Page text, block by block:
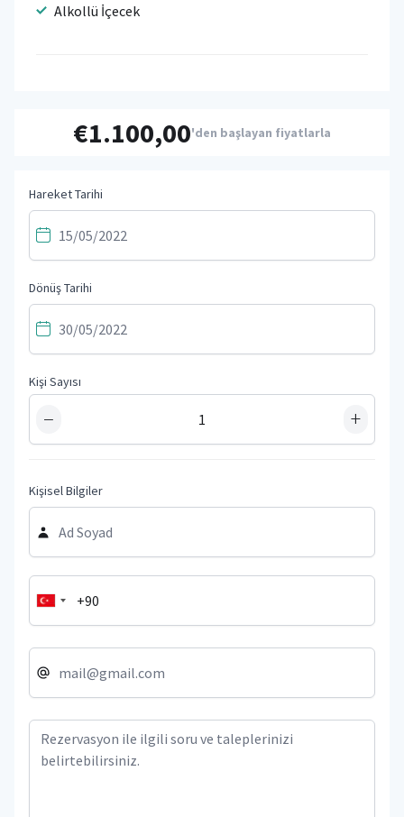
Alkollü İçecek
€1.100,00'den başlayan fiyatlarla
Hareket Tarihi
Dönüş Tarihi
Kişi Sayısı
− +
Kişisel Bilgiler